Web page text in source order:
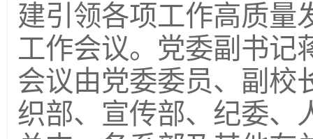
建引领各项工作高质量
工作会议。党委副书记
会议由党委委员、副校
织部、宣传部、纪委、